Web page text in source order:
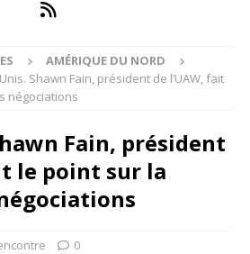
AMÉRIQUE DU NORD
Shawn Fain, président de l’UAW, fait
négociations
Fain, président
le point sur la
0